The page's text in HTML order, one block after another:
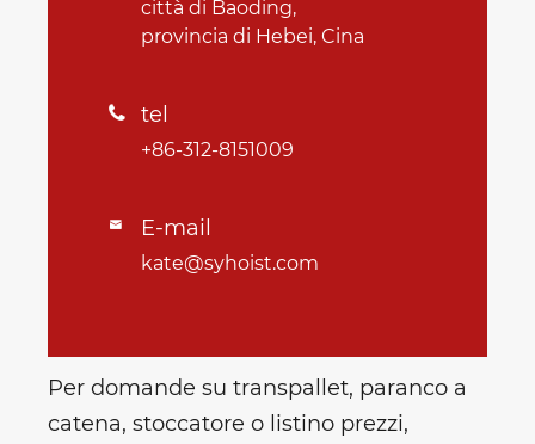
città di Baoding,
provincia di Hebei, Cina
 tel
+86-312-8151009
 E-mail
kate@syhoist.com
Per domande su transpallet, paranco a
catena, stoccatore o listino prezzi,